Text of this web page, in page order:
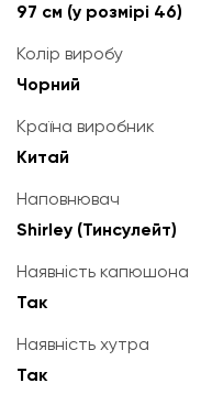
97 см (у розмірі 46)
Колір виробу
Чорний
Країна виробник
Китай
Наповнювач
Shirley (Тинсулейт)
Наявність капюшона
Так
Наявність хутра
Так